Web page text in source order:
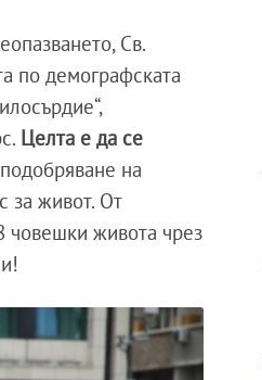
Св.
по демографската
Целта е да се
на
за живот. От
човешки живота чрез